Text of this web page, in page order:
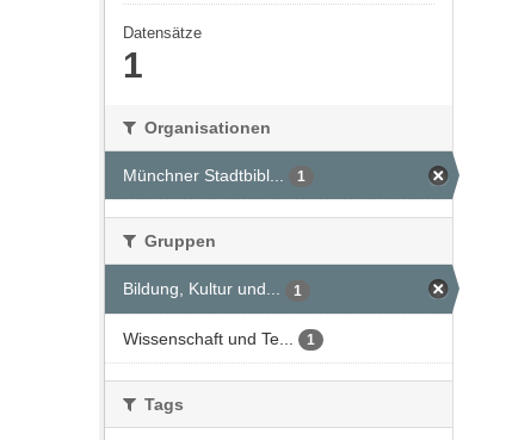
Datensätze
1
Organisationen
Münchner Stadtbibl... 1
Gruppen
Bildung, Kultur und... 1
Wissenschaft und Te... 1
Tags